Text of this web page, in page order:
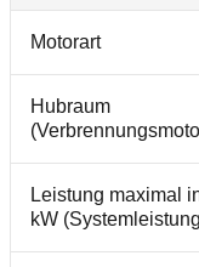
Motorart
Hubraum
Leistung maximal
kW